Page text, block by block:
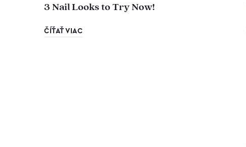
3 Nail Looks to Try Now!
ČÍŤAŤ VIAC